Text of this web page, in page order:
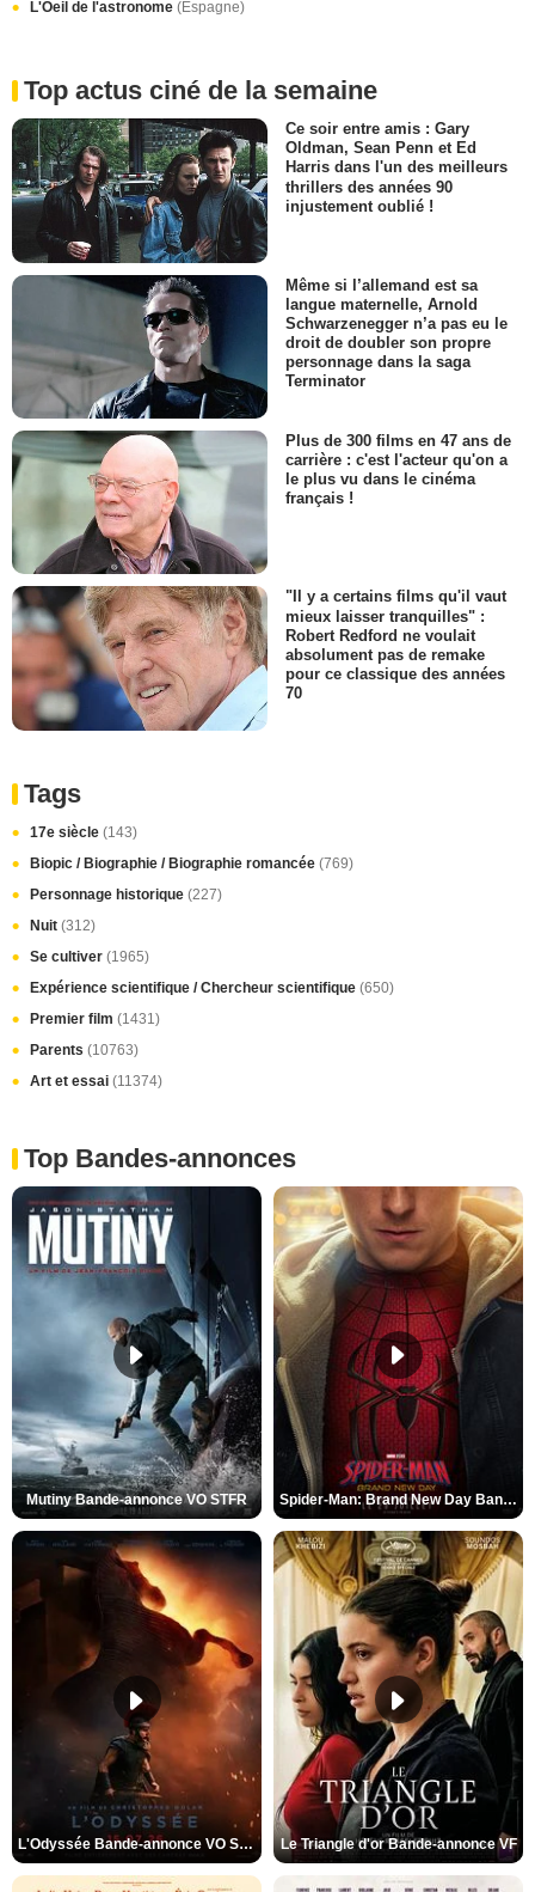
L'Oeil de l'astronome (Espagne)
Top actus ciné de la semaine
Ce soir entre amis : Gary
Oldman, Sean Penn et Ed
Harris dans l'un des meilleurs
thrillers des années 90
injustement oublié !
Même si l’allemand est sa
langue maternelle, Arnold
Schwarzenegger n’a pas eu le
droit de doubler son propre
personnage dans la saga
Terminator
Plus de 300 films en 47 ans de
carrière : c'est l'acteur qu'on a
le plus vu dans le cinéma
français !
"Il y a certains films qu'il vaut
mieux laisser tranquilles" :
Robert Redford ne voulait
absolument pas de remake
pour ce classique des années
70
Tags
17e siècle (143)
Biopic / Biographie / Biographie romancée (769)
Personnage historique (227)
Nuit (312)
Se cultiver (1965)
Expérience scientifique / Chercheur scientifique (650)
Premier film (1431)
Parents (10763)
Art et essai (11374)
Top Bandes-annonces
Mutiny Bande-annonce VO STFR Spider-Man: Brand New Day Bande-annonce VO STFR
L'Odyssée Bande-annonce VO STFR Le Triangle d'or Bande-annonce VF